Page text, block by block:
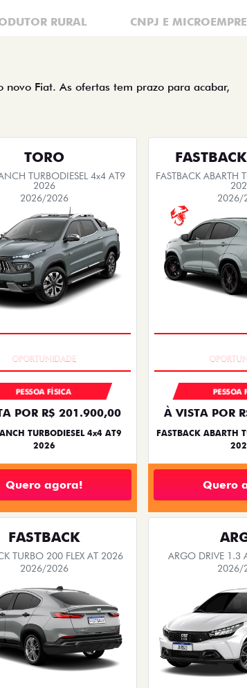
RURAL CNPJ E
Fiat. As ofertas tem prazo para acabar,
TORO
TURBODIESEL 4x4 AT9
2026
2026/2026
PESSOA FÍSICA
POR R$ 201.900,00
TURBODIESEL 4x4 AT9
2026
Quero agora!
FASTBACK ABARTH
2026/
PESSOA
À VISTA POR
FASTBACK ABARTH
Quero
FASTBACK
TURBO 200 FLEX AT 2026
2026/2026
ARGO DRIVE 1.3
2026/